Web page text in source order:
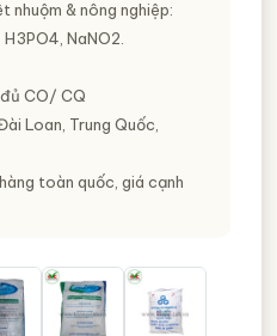
nhuộm & nông nghiệp:
NaNO2.
CO/ CQ
Loan, Trung Quốc,
toàn quốc, giá cạnh